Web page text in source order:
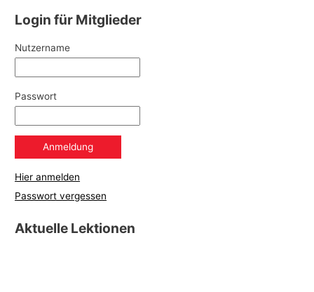
Login für Mitglieder
Nutzername
Passwort
Hier anmelden
Passwort vergessen
Aktuelle Lektionen